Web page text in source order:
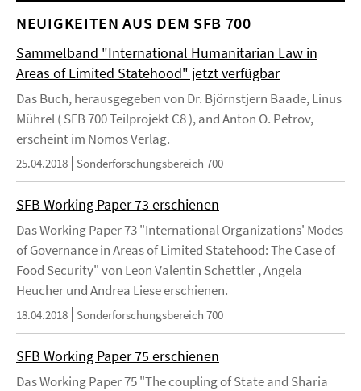
NEUIGKEITEN AUS DEM SFB 700
Sammelband "International Humanitarian Law in
Areas of Limited Statehood" jetzt verfügbar
Das Buch, herausgegeben von Dr. Björnstjern Baade, Linus
Mührel ( SFB 700 Teilprojekt C8 ), and Anton O. Petrov,
erscheint im Nomos Verlag.
25.04.2018 Sonderforschungsbereich 700
SFB Working Paper 73 erschienen
Das Working Paper 73 "International Organizations' Modes
of Governance in Areas of Limited Statehood: The Case of
Food Security" von Leon Valentin Schettler , Angela
Heucher und Andrea Liese erschienen.
18.04.2018 Sonderforschungsbereich 700
SFB Working Paper 75 erschienen
Das Working Paper 75 "The coupling of State and Sharia